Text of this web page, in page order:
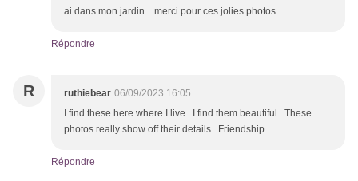
ai dans mon jardin... merci pour ces jolies photos.
Répondre
R ruthiebear 06/09/2023 16:05
I find these here where I live. I find them beautiful. These
photos really show off their details. Friendship
Répondre